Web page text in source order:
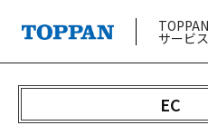
サービ
EC